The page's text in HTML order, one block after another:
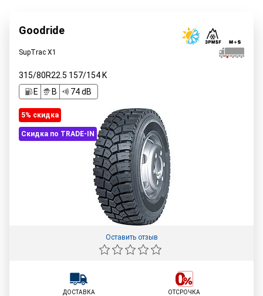
Goodride
SupTrac X1
315/80R22.5 157/154 K
E
B 74 dB
5% cкидка
Скидка по TRADE-IN
Оставить отзыв
ДОСТАВКА
ОТСРОЧКА